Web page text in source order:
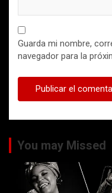
Guarda mi nombre,
navegador para la
You may Missed